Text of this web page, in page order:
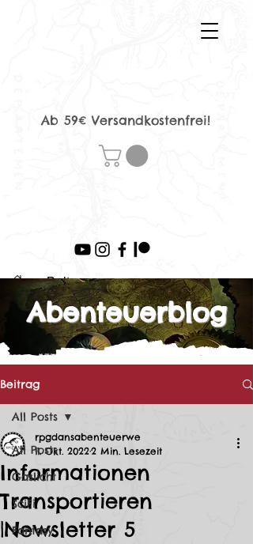
Ab 59€ Versandkostenfrei!
> Beitrag
Abenteuerblog
Beitrag
All Posts
Gaslicht
SciFi
Fantasy
All Posts
Informationen
Transportieren
|Newsletter 5
rpgdansabenteuerwe
11. Okt. 20222 Min. Lesezeit